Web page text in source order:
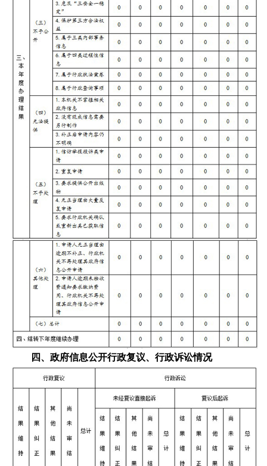
四、政府信息公开行政复议、行政诉讼情况